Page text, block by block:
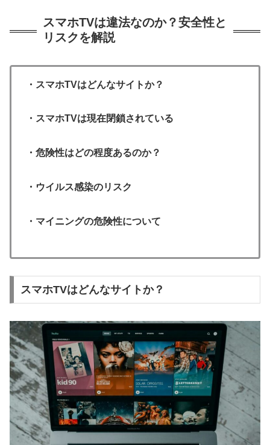
スマホTVは違法なのか？安全性と
リスクを解説
・スマホTVはどんなサイトか？
・スマホTVは現在閉鎖されている
・危険性はどの程度あるのか？
・ウイルス感染のリスク
・マイニングの危険性について
スマホTVはどんなサイトか？